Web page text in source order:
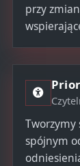
przy
Tworzymy
spójnym